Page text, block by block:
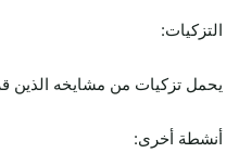
التزكيات:
يحمل تزكيات من مشايخه الذين
أنشطة أخرى: